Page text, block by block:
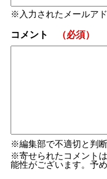
入力されたメールア
コメント （必須）
編集部で不適切と判
寄せられたコメント
能性がございます。予